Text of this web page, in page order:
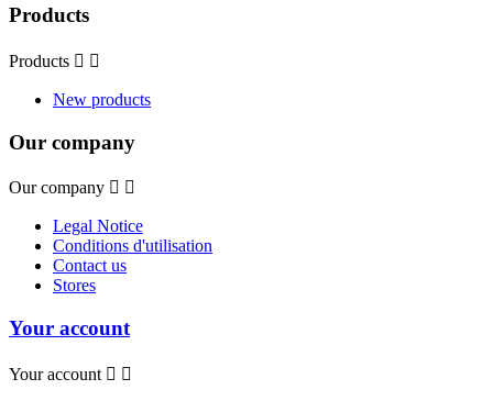
Products
Products  
New products
Our company
Our company  
Legal Notice
Conditions d'utilisation
Contact us
Stores
Your account
Your account  